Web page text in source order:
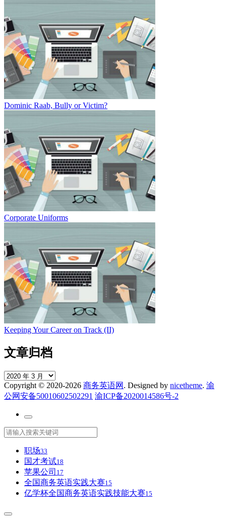
Dominic Raab, Bully or Victim?
Corporate Uniforms
Keeping Your Career on Track (II)
文章归档
文
章
归
Copyright © 2020-2026 商务英语网 . Designed by nicetheme. 渝
公网安备50010602502291 渝ICP备2020014586号-2
职场33
国才考试18
苹果公司 17
全国商务英语实践大赛15
亿学杯全国商务英语实践技能大赛15